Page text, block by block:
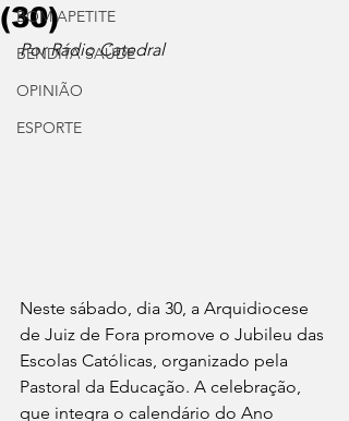
BOM APETITE
BENDITA SAÚDE
OPINIÃO
ESPORTE
(30)
Por Rádio Catedral
Neste sábado, dia 30, a Arquidiocese
de Juiz de Fora promove o Jubileu das
Escolas Católicas, organizado pela
Pastoral da Educação. A celebração,
que integra o calendário do Ano